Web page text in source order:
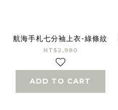
航海手札七分袖上衣-綠條紋
NT$2,980
ADD TO CART